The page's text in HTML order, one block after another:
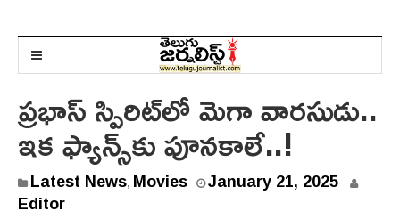
ప్రభాస్ స్పిరిట్‌లో మెగా వారసుడు..
ఇక ఫ్యాన్స్‌కు పూనకాలే..!
Latest News, Movies January 21, 2025
Editor